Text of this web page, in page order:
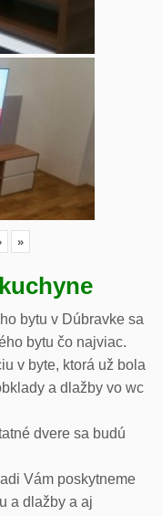
»
bytu v Dúbravke sa
bytu čo najviac.
v byte, ktorá už bola
a dlažby vo wc
dvere sa budú
Vám poskytneme
a dlažby a aj